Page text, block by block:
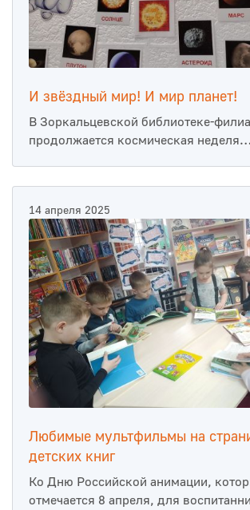
И звёздный мир! И мир планет!
В Зоркальцевской библиотеке-
продолжается космическая неделя…
14 апреля 2025
Любимые мультфильмы на
детских книг
Ко Дню Российской анимации,
отмечается 8 апреля, для